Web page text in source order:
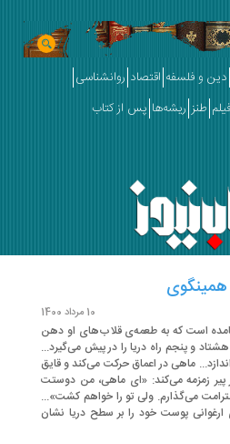
اقتصاد روانشناسی
ریشه‌ها پس از کتاب
که به طعمه‌ی قلاب‌های او دهن
پنجم راه دریا را در پیش می‌گیرد...
در اعماق حرکت می‌کند و قایق
می‌کند: «ای ماهی، من دوستت
ولی تو را خواهم کشت»...
پوست خود را بر سطح دریا نشان